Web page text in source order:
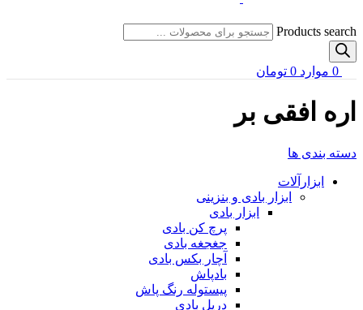
Products search
0 موارد 0 تومان
اره افقی بر
دسته بندی ها
ابزارآلات
ابزار بادی و بنزینی
ابزار بادی
پرچ کن بادی
جغجغه بادی
آچار بکس بادی
بادپاش
پیستوله رنگ پاش
دریل بادی